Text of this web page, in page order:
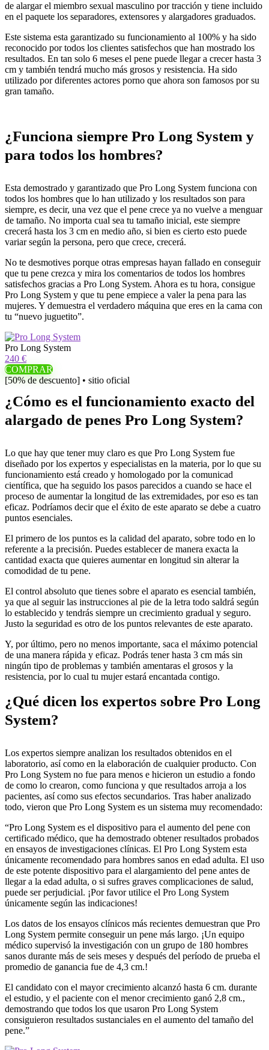
de alargar el miembro sexual masculino por tracción y tiene incluido
en el paquete los separadores, extensores y alargadores graduados.
Este sistema esta garantizado su funcionamiento al 100% y ha sido
reconocido por todos los clientes satisfechos que han mostrado los
resultados. En tan solo 6 meses el pene puede llegar a crecer hasta 3
cm y también tendrá mucho más grosos y resistencia. Ha sido
utilizado por diferentes actores porno que ahora son famosos por su
gran tamaño.
¿Funciona siempre Pro Long System y
para todos los hombres?
Esta demostrado y garantizado que Pro Long System funciona con
todos los hombres que lo han utilizado y los resultados son para
siempre, es decir, una vez que el pene crece ya no vuelve a menguar
de tamaño. No importa cual sea tu tamaño inicial, este siempre
crecerá hasta los 3 cm en medio año, si bien es cierto esto puede
variar según la persona, pero que crece, crecerá.
No te desmotives porque otras empresas hayan fallado en conseguir
que tu pene crezca y mira los comentarios de todos los hombres
satisfechos gracias a Pro Long System. Ahora es tu hora, consigue
Pro Long System y que tu pene empiece a valer la pena para las
mujeres. Y demuestra el verdadero máquina que eres en la cama con
tu “nuevo juguetito”.
Pro Long System
240 €
COMPRAR
[50% de descuento] • sitio oficial
¿Cómo es el funcionamiento exacto del
alargado de penes Pro Long System?
Lo que hay que tener muy claro es que Pro Long System fue
diseñado por los expertos y especialistas en la materia, por lo que su
funcionamiento está creado y homologado por la comunicad
científica, que ha seguido los pasos parecidos a cuando se hace el
proceso de aumentar la longitud de las extremidades, por eso es tan
eficaz. Podríamos decir que el éxito de este aparato se debe a cuatro
puntos esenciales.
El primero de los puntos es la calidad del aparato, sobre todo en lo
referente a la precisión. Puedes establecer de manera exacta la
cantidad exacta que quieres aumentar en longitud sin alterar la
comodidad de tu pene.
El control absoluto que tienes sobre el aparato es esencial también,
ya que al seguir las instrucciones al pie de la letra todo saldrá según
lo establecido y tendrás siempre un crecimiento gradual y seguro.
Justo la seguridad es otro de los puntos relevantes de este aparato.
Y, por último, pero no menos importante, saca el máximo potencial
de una manera rápida y eficaz. Podrás tener hasta 3 cm más sin
ningún tipo de problemas y también amentaras el grosos y la
resistencia, por lo cual tu mujer estará encantada contigo.
¿Qué dicen los expertos sobre Pro Long
System?
Los expertos siempre analizan los resultados obtenidos en el
laboratorio, así como en la elaboración de cualquier producto. Con
Pro Long System no fue para menos e hicieron un estudio a fondo
de como lo crearon, como funciona y que resultados arroja a los
pacientes, así como sus efectos secundarios. Tras haber analizado
todo, vieron que Pro Long System es un sistema muy recomendado:
“Pro Long System es el dispositivo para el aumento del pene con
certificado médico, que ha demostrado obtener resultados probados
en ensayos de investigaciones clínicas. El Pro Long System esta
únicamente recomendado para hombres sanos en edad adulta. El uso
de este potente dispositivo para el alargamiento del pene antes de
llegar a la edad adulta, o si sufres graves complicaciones de salud,
puede ser perjudicial. ¡Por favor utilice el Pro Long System
únicamente según las indicaciones!
Los datos de los ensayos clínicos más recientes demuestran que Pro
Long System permite conseguir un pene más largo. ¡Un equipo
médico supervisó la investigación con un grupo de 180 hombres
sanos durante más de seis meses y después del período de prueba el
promedio de ganancia fue de 4,3 cm.!
El candidato con el mayor crecimiento alcanzó hasta 6 cm. durante
el estudio, y el paciente con el menor crecimiento ganó 2,8 cm.,
demostrando que todos los que usaron Pro Long System
consiguieron resultados sustanciales en el aumento del tamaño del
pene.”